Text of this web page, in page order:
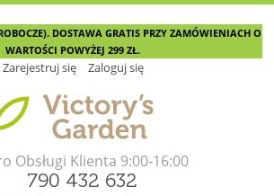
DOSTAWA GRATIS PRZY ZAMÓWIENIACH O
WARTOŚCI POWYŻEJ 299 ZŁ.
Zarejestruj się Zaloguj się
Obsługi Klienta 9:00-16:00
790 432 632